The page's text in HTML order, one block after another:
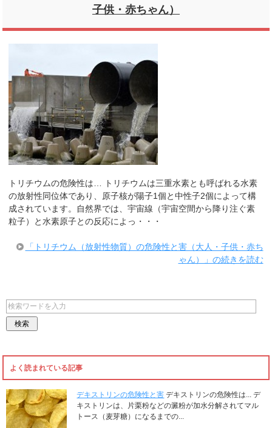
子供・赤ちゃん）
トリチウムの危険性は… トリチウムは三重水素とも呼ばれる水素
の放射性同位体であり、原子核が陽子1個と中性子2個によって構
成されています。自然界では、宇宙線（宇宙空間から降り注ぐ素
粒子）と水素原子との反応によっ・・・
「トリチウム（放射性物質）の危険性と害（大人・子供・赤ち
ゃん）」の続きを読む
よく読まれている記事
デキストリンの危険性と害 デキストリンの危険性は... デ
キストリンは、片栗粉などの澱粉が加水分解されてマル
トース（麦芽糖）になるまでの...